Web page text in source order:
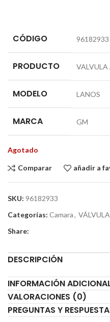
CÓDIGO 96182933
PRODUCTO
MODELO LANOS
MARCA GM
Agotado
Comparar añadir a
SKU: 96182933
Categorías: Camara,
Share:
DESCRIPCIÓN
INFORMACIÓN
VALORACIONES (0)
PREGUNTAS Y